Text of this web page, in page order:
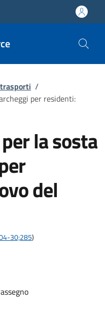
/
per residenti:
la sosta
del
30;285)